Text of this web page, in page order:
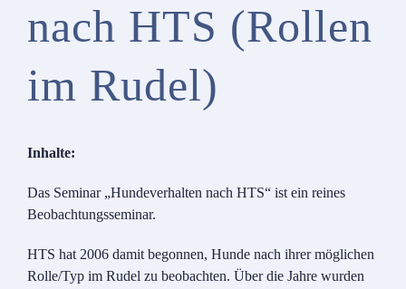
nach HTS (Rollen
im Rudel)
Inhalte:
Das Seminar „Hundeverhalten nach HTS“ ist ein reines
Beobachtungsseminar.
HTS hat 2006 damit begonnen, Hunde nach ihrer möglichen
Rolle/Typ im Rudel zu beobachten. Über die Jahre wurden